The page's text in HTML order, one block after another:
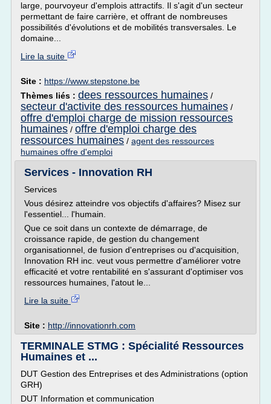
large, pourvoyeur d'emplois attractifs. Il s'agit d'un secteur
permettant de faire carrière, et offrant de nombreuses
possibilités d'évolutions et de mobilités transversales. Le
domaine...
Lire la suite
Site : https://www.stepstone.be
Thèmes liés : dees ressources humaines /
secteur d'activite des ressources humaines /
offre d'emploi charge de mission ressources
humaines / offre d'emploi charge des
ressources humaines / agent des ressources
humaines offre d'emploi
Services - Innovation RH
Services
Vous désirez atteindre vos objectifs d'affaires? Misez sur
l'essentiel... l'humain.
Que ce soit dans un contexte de démarrage, de
croissance rapide, de gestion du changement
organisationnel, de fusion d'entreprises ou d'acquisition,
Innovation RH inc. veut vous permettre d'améliorer votre
efficacité et votre rentabilité en s'assurant d'optimiser vos
ressources humaines, l'atout le...
Lire la suite
Site : http://innovationrh.com
TERMINALE STMG : Spécialité Ressources
Humaines et ...
DUT Gestion des Entreprises et des Administrations (option
GRH)
DUT Information et communication